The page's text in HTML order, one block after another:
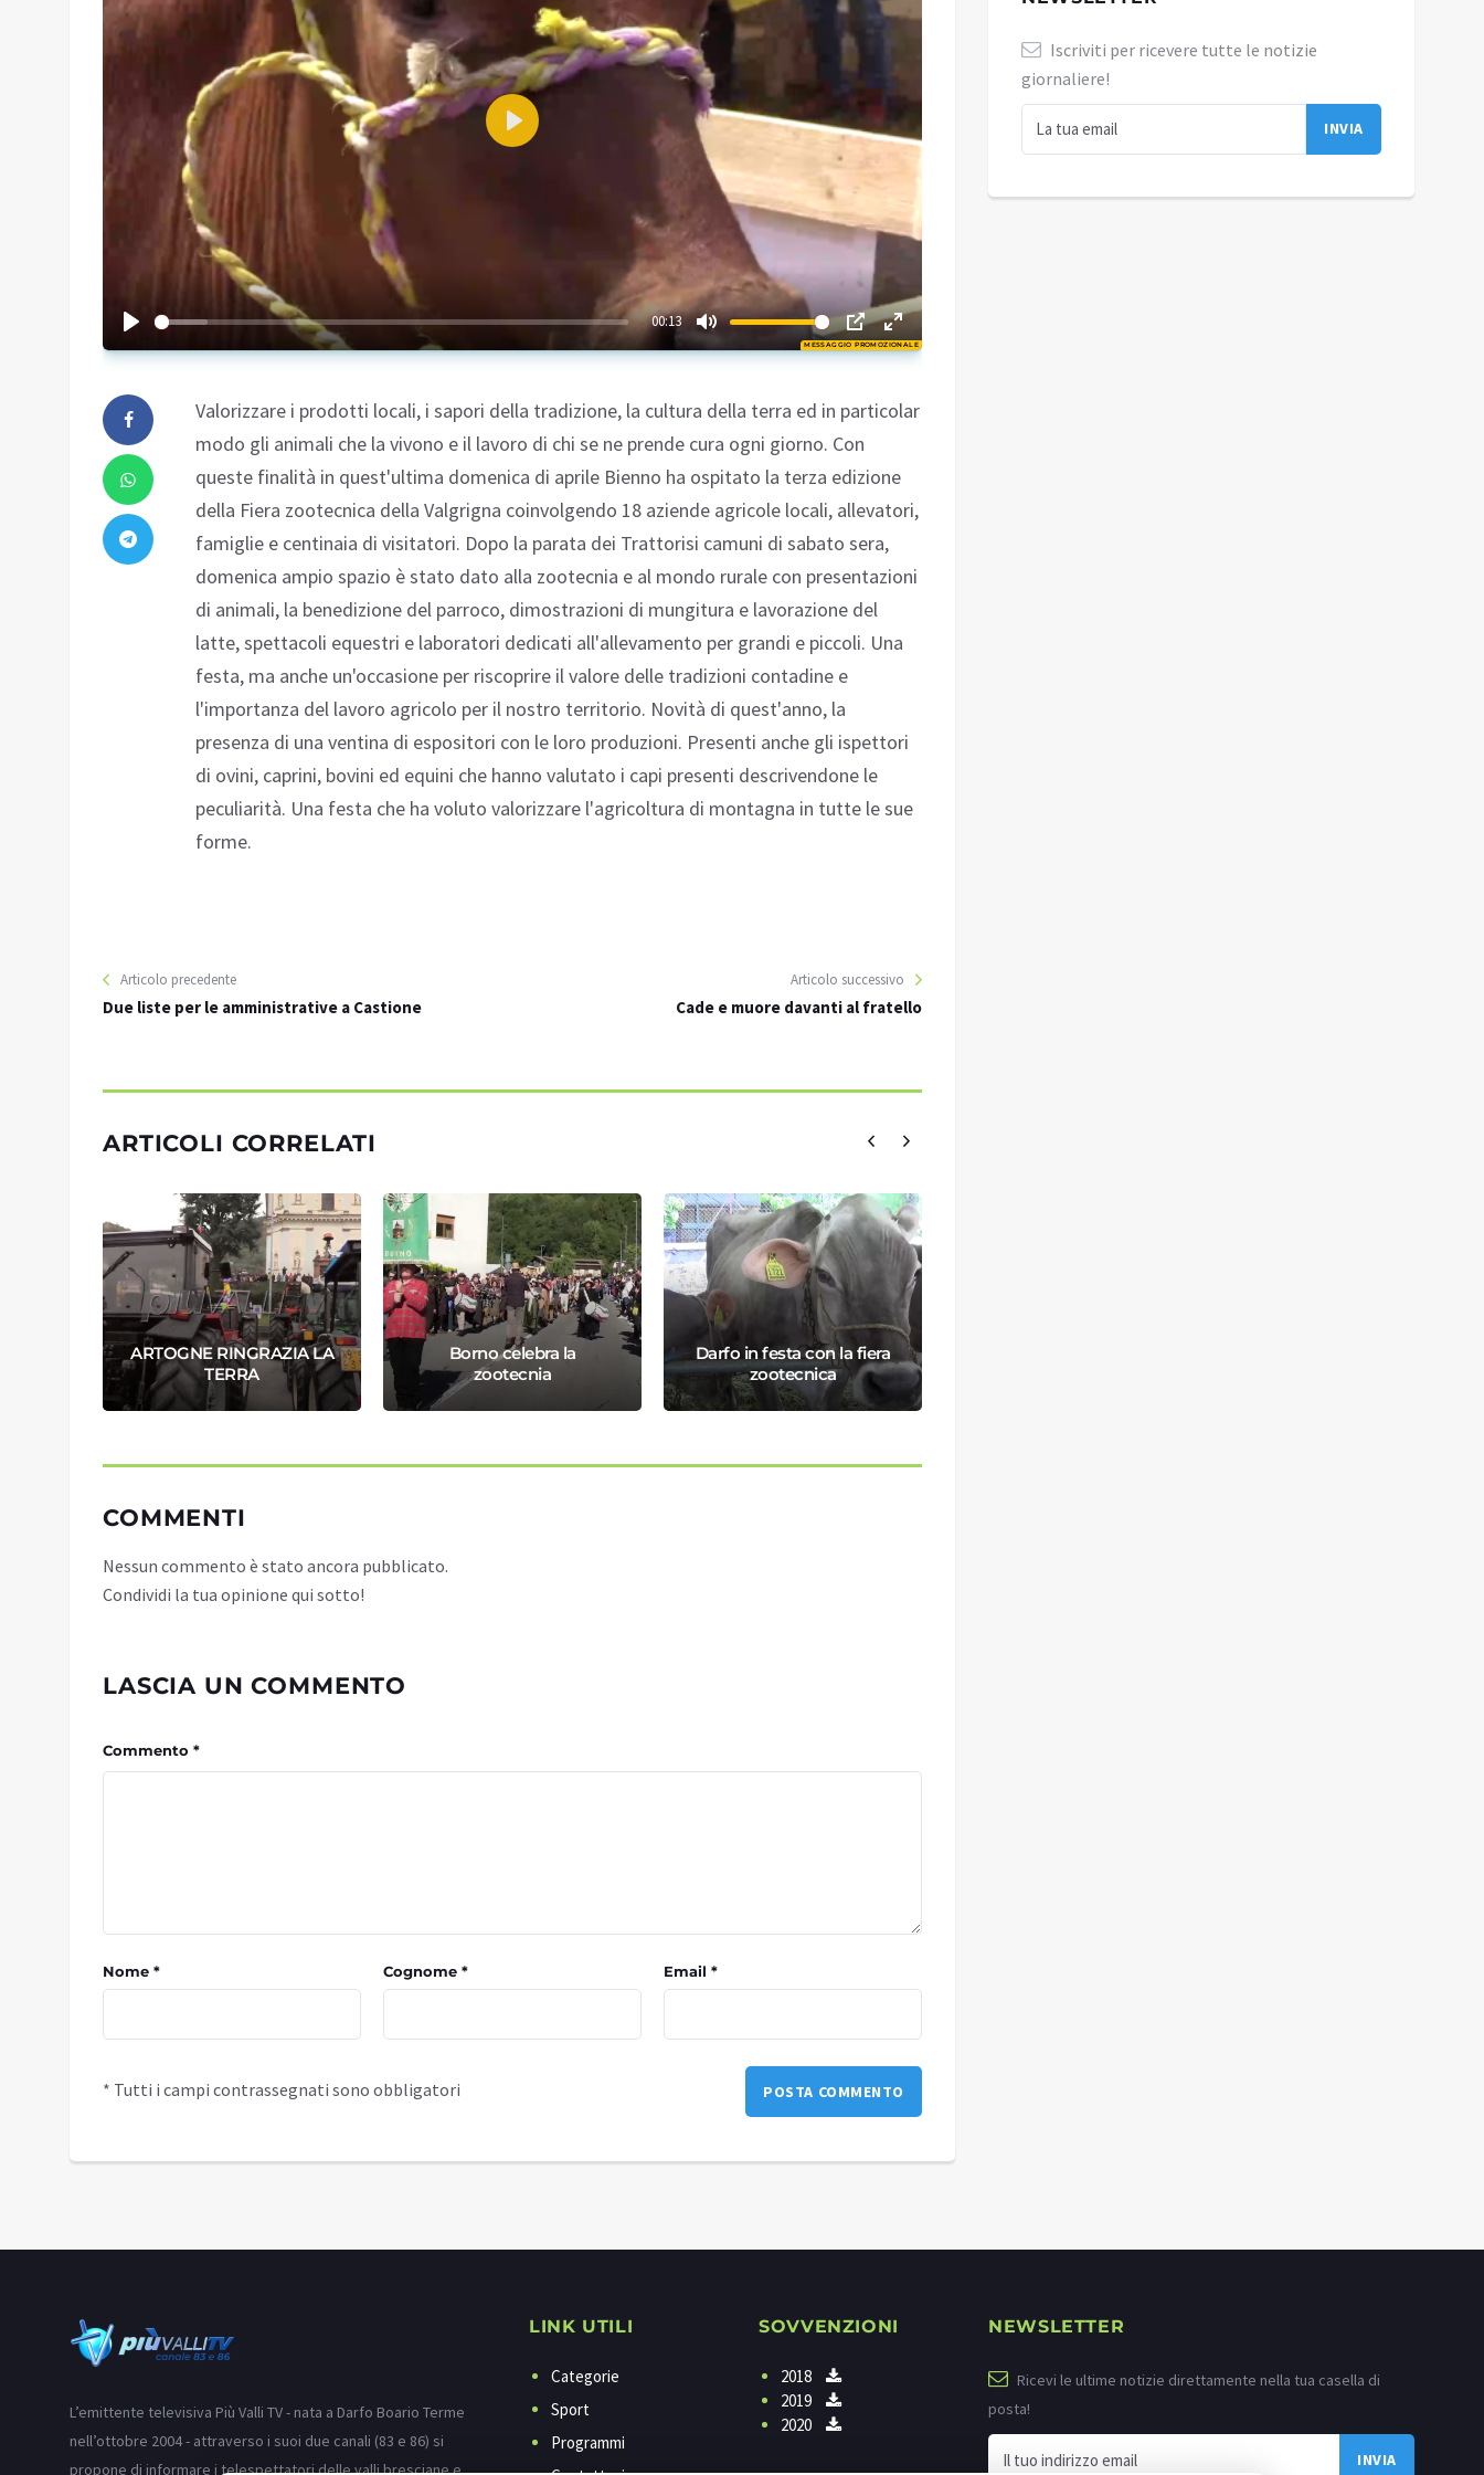
MESSAGGIO PROMOZIONALE
00:13
Play
03:00
Valorizzare i prodotti locali, i sapori della tradizione, la cultura della terra ed in particolar
modo gli animali che la vivono e il lavoro di chi se ne prende cura ogni giorno. Con
queste finalità in quest'ultima domenica di aprile Bienno ha ospitato la terza edizione
della Fiera zootecnica della Valgrigna coinvolgendo 18 aziende agricole locali, allevatori,
famiglie e centinaia di visitatori. Dopo la parata dei Trattorisi camuni di sabato sera,
domenica ampio spazio è stato dato alla zootecnia e al mondo rurale con presentazioni
di animali, la benedizione del parroco, dimostrazioni di mungitura e lavorazione del
latte, spettacoli equestri e laboratori dedicati all'allevamento per grandi e piccoli. Una
festa, ma anche un'occasione per riscoprire il valore delle tradizioni contadine e
l'importanza del lavoro agricolo per il nostro territorio. Novità di quest'anno, la
presenza di una ventina di espositori con le loro produzioni. Presenti anche gli ispettori
di ovini, caprini, bovini ed equini che hanno valutato i capi presenti descrivendone le
peculiarità. Una festa che ha voluto valorizzare l'agricoltura di montagna in tutte le sue
forme.
Articolo precedente
Due liste per le amministrative a Castione
Articolo successivo
Cade e muore davanti al fratello
ARTICOLI CORRELATI
ARTOGNE RINGRAZIA LA
TERRA
Borno celebra la
zootecnia
Darfo in festa con la fiera
zootecnica
COMMENTI
Nessun commento è stato ancora pubblicato.
Condividi la tua opinione qui sotto!
LASCIA UN COMMENTO
Commento *
Nome * Cognome * Email *
* Tutti i campi contrassegnati sono obbligatori
Iscriviti per ricevere tutte le notizie
giornaliere!
L’emittente televisiva Più Valli TV - nata a Darfo Boario Terme
nell’ottobre 2004 - attraverso i suoi due canali (83 e 86) si
propone di informare i telespettatori delle valli bresciane e
LINK UTILI
Categorie
Sport
Programmi
SOVVENZIONI
2018
2019
2020
NEWSLETTER
Ricevi le ultime notizie direttamente nella tua casella di
posta!